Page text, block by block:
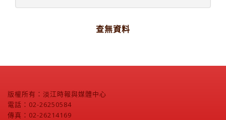
查無資料
版權所有：淡江時報與媒體中心
電話：02-26250584
傳真：02-26214169